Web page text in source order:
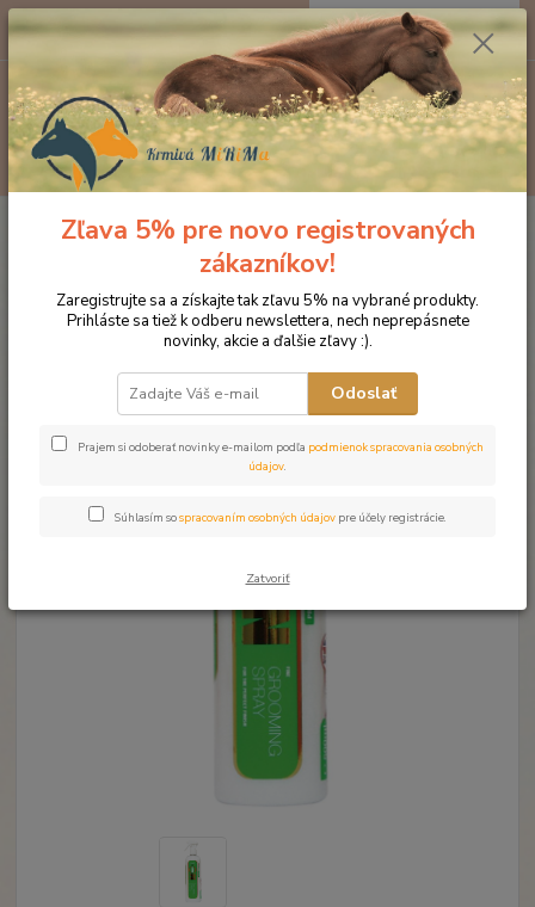
Menu
0ks
za0 €
Kozmetika pre kone Starostlivosť o kožu a srsť
NAF Shine On
lesk na srsť
NAF Shine On lesk na srsť
Zľava 5% pre novo registrovaných
zákazníkov!
Zaregistrujte sa a získajte tak zľavu 5% na vybrané produkty.
Prihláste sa tiež k odberu newslettera, nech neprepásnete
novinky, akcie a ďalšie zľavy :).
Odoslať
Prajem si odoberať novinky e-mailom podľa podmienok spracovania osobných
údajov.
Súhlasím sospracovaním osobných údajov pre účely registrácie.
Zatvoriť